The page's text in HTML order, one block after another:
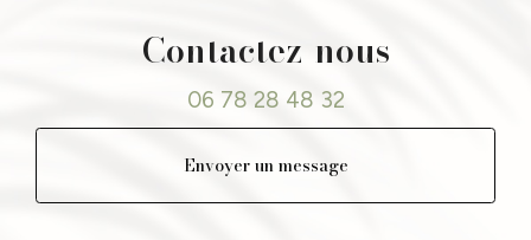
Contactez-nous
06 78 28 48 32
Envoyer un message